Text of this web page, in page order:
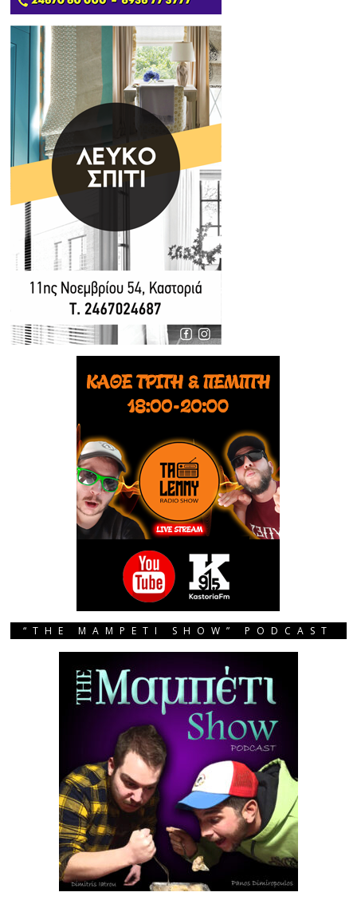
“THE MAMPETI SHOW” PODCAST